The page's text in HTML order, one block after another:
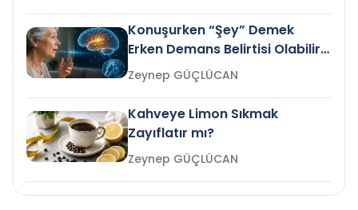
Konuşurken “Şey” Demek
Erken Demans Belirtisi Olabilir
mi?
Zeynep GÜÇLÜCAN
Kahveye Limon Sıkmak
Zayıflatır mı?
Zeynep GÜÇLÜCAN